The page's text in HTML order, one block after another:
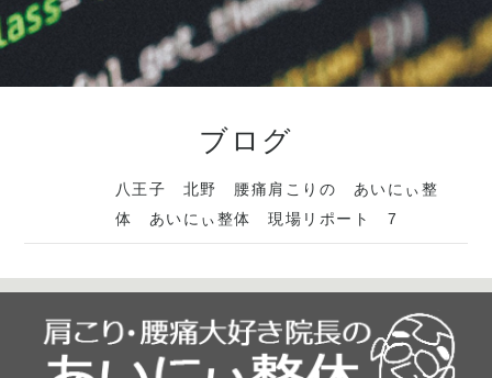
ブログ
八王子 北野 腰痛肩こりの あいにぃ整
体 あいにぃ整体 現場リポート 7